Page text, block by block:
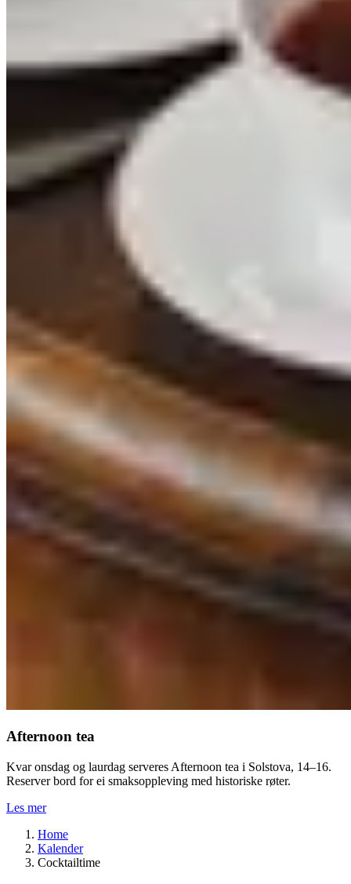
Afternoon tea
Kvar onsdag og laurdag serveres Afternoon tea i Solstova, 14–16.
Reserver bord for ei smaksoppleving med historiske røter.
Les mer
Home
Kalender
Cocktailtime